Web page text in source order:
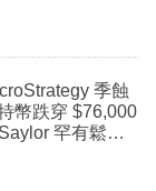
季蝕
幣跌穿 $76,000
罕有鬆